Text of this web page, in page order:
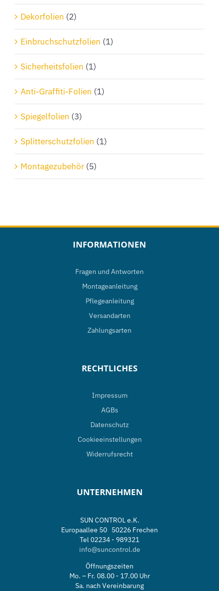
Dekorfolien (2)
Einbruchschutzfolien (1)
Sicherheitsfolien (1)
Anti-Graffiti-Folien (1)
Spiegelfolien (3)
Splitterschutzfolien (1)
Montagezubehör (5)
INFORMATIONEN
Fragen und Antworten
Montageanleitung
Pflegeanleitung
Versandarten
Zahlungsarten
RECHTLICHES
Impressum
AGBs
Datenschutz
Cookieeinstellungen
Widerrufsrecht
UNTERNEHMEN
SUN CONTROL e.K.
Europaallee 50 50226 Frechen
Tel 02234 - 989321
info@suncontrol.de
Öffnungszeiten
Mo. – Fr. 08.00 - 17.00 Uhr
Sa. nach Vereinbarung